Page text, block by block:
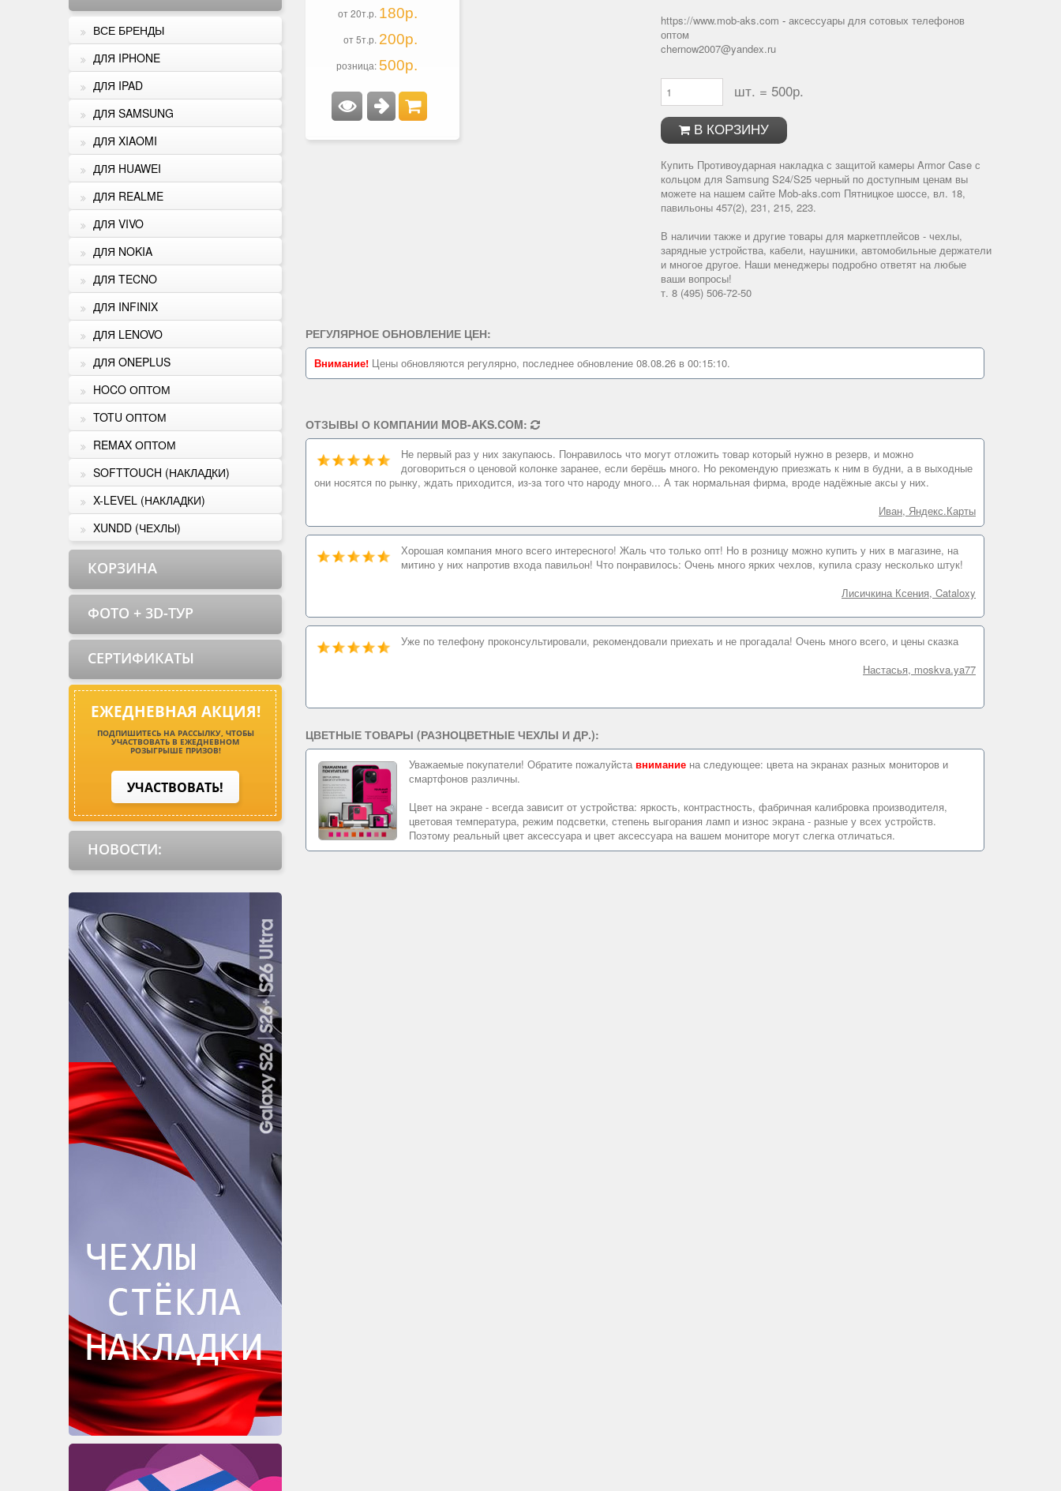
ВСЕ БРЕНДЫ
ДЛЯ IPHONE
ДЛЯ IPAD
ДЛЯ SAMSUNG
ДЛЯ XIAOMI
ДЛЯ HUAWEI
ДЛЯ REALME
ДЛЯ VIVO
ДЛЯ NOKIA
ДЛЯ TECNO
ДЛЯ INFINIX
ДЛЯ LENOVO
ДЛЯ ONEPLUS
HOCO ОПТОМ
TOTU ОПТОМ
REMAX ОПТОМ
SOFTTOUCH (НАКЛАДКИ)
X-LEVEL (НАКЛАДКИ)
XUNDD (ЧЕХЛЫ)
КОРЗИНА
ФОТО + 3D-ТУР
СЕРТИФИКАТЫ
ЕЖЕДНЕВНАЯ АКЦИЯ!
ПОДПИШИТЕСЬ НА РАССЫЛКУ, ЧТОБЫ
УЧАСТВОВАТЬ В ЕЖЕДНЕВНОМ
РОЗЫГРЫШЕ ПРИЗОВ!
УЧАСТВОВАТЬ!
НОВОСТИ:
от 20т.р. 180р.
от 5т.р. 200р.
розница: 500р.
https://www.mob-aks.com - аксессуары для сотовых телефонов
оптом
chernow2007@yandex.ru
шт. = 500р.
В КОРЗИНУ
Купить Противоударная накладка с защитой камеры Armor Case с
кольцом для Samsung S24/S25 черный по доступным ценам вы
можете на нашем сайте Mob-aks.com Пятницкое шоссе, вл. 18,
павильоны 457(2), 231, 215, 223.
В наличии также и другие товары для маркетплейсов - чехлы,
зарядные устройства, кабели, наушники, автомобильные держатели
и многое другое. Наши менеджеры подробно ответят на любые
ваши вопросы!
т. 8 (495) 506-72-50
РЕГУЛЯРНОЕ ОБНОВЛЕНИЕ ЦЕН:
Внимание! Цены обновляются регулярно, последнее обновление 08.08.26 в 00:15:10.
ОТЗЫВЫ О КОМПАНИИ MOB-AKS.COM:
Не первый раз у них закупаюсь. Понравилось что могут отложить товар который нужно в резерв, и можно
договориться о ценовой колонке заранее, если берёшь много. Но рекомендую приезжать к ним в будни, а в выходные
они носятся по рынку, ждать приходится, из-за того что народу много... А так нормальная фирма, вроде надёжные аксы у них.
Иван, Яндекс.Карты
Хорошая компания много всего интересного! Жаль что только опт! Но в розницу можно купить у них в магазине, на
митино у них напротив входа павильон! Что понравилось: Очень много ярких чехлов, купила сразу несколько штук!
Лисичкина Ксения, Cataloxy
Уже по телефону проконсультировали, рекомендовали приехать и не прогадала! Очень много всего, и цены сказка
Настасья, moskva.ya77
ЦВЕТНЫЕ ТОВАРЫ (РАЗНОЦВЕТНЫЕ ЧЕХЛЫ И ДР.):
Уважаемые покупатели! Обратите пожалуйста внимание на следующее: цвета на экранах разных мониторов и
смартфонов различны.
Цвет на экране - всегда зависит от устройства: яркость, контрастность, фабричная калибровка производителя,
цветовая температура, режим подсветки, степень выгорания ламп и износ экрана - разные у всех устройств.
Поэтому реальный цвет аксессуара и цвет аксессуара на вашем мониторе могут слегка отличаться.